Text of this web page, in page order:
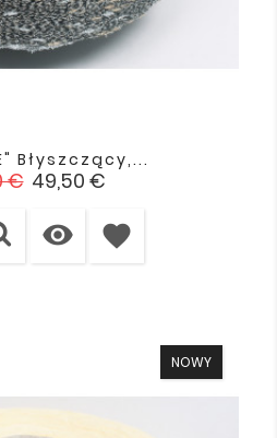
Błyszczący,...
€ Cena
49,50 €
 favorite
NOWY